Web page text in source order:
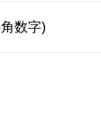
数字)